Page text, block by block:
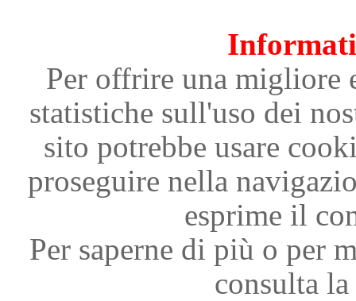
Per offrire una migliore
statistiche sull'uso dei
sito potrebbe usare
proseguire nella
esprime il
Per saperne di più o per
consulta